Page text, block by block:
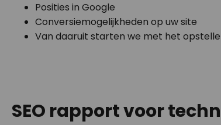
Posities in Google
Conversiemogelijkheden op uw site
Van daaruit starten we met het
SEO rapport voor